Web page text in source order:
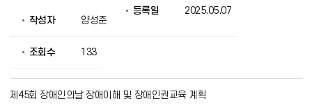
등
록
작성자 양성준
등록일 2025.05.07
조회수 133
제45회 장애인의날 장애이해 및 장애인권교육 계획